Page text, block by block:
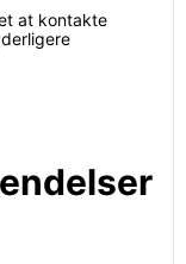
at kontakte